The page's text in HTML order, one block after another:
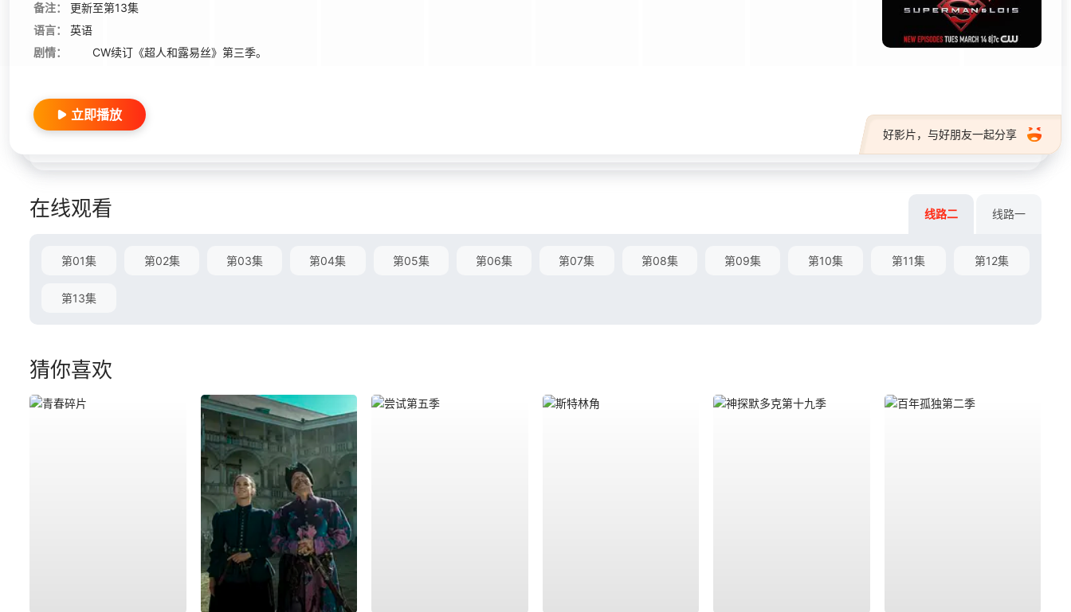
备注：
更新至第13集
语言：
英语
剧情：
CW续订《超人和露易丝》第三季。
好影片，与好朋友一起分享
立即播放
在线观看 线路二 线路一
第01集 第02集 第03集 第04集 第05集 第06集 第07集 第08集 第09集 第10集 第11集 第12集
第13集
猜你喜欢